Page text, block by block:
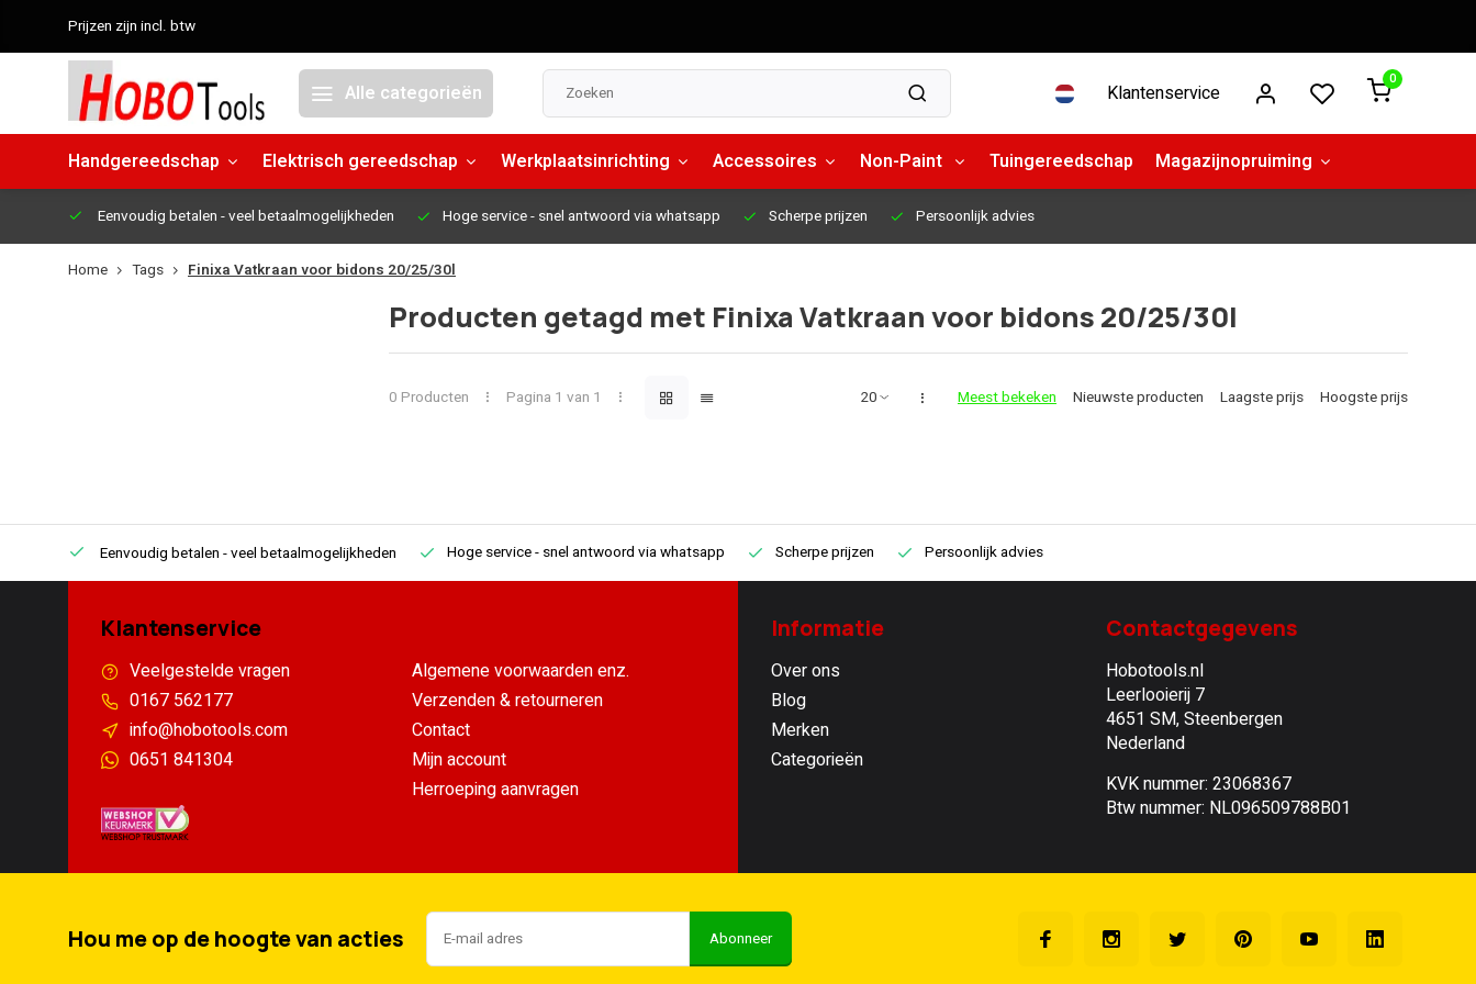
Prijzen zijn incl. btw
Alle categorieën Klantenservice
0
Handgereedschap Elektrisch gereedschap Werkplaatsinrichting Accessoires Non-Paint Tuingereedschap Magazijnopruiming
Eenvoudig betalen - veel betaalmogelijkheden Hoge service- snel antwoord via whatsapp Scherpe prijzen Persoonlijk advies
Home Tags Finixa Vatkraan voor bidons 20/25/30l
Producten getagd met Finixa Vatkraan voor bidons 20/25/30l
0 Producten Pagina 1 van 1 Meest bekeken Nieuwste producten Laagste prijs Hoogste prijs
Eenvoudig betalen - veel betaalmogelijkheden Hoge service- snel antwoord via whatsapp Scherpe prijzen Persoonlijk advies
Klantenservice
Veelgestelde vragen
0167 562177
info@hobotools.com
0651 841304
Algemene voorwaarden enz.
Verzenden & retourneren
Contact
Mijn account
Herroeping aanvragen
Informatie
Over ons
Blog
Merken
Categorieën
Contactgegevens
Hobotools.nl
Leerlooierij 7
4651 SM, Steenbergen
Nederland
KVK nummer: 23068367
Btw nummer: NL096509788B01
Hou me op de hoogte van acties Abonneer